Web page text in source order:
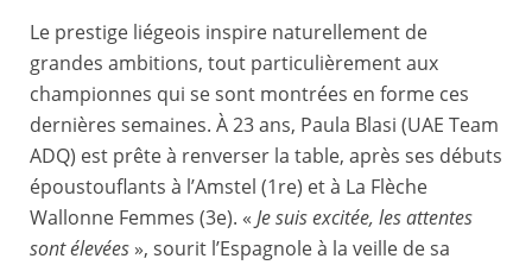
Le prestige liégeois inspire naturellement de
grandes ambitions, tout particulièrement aux
championnes qui se sont montrées en forme ces
dernières semaines. À 23 ans, Paula Blasi (UAE Team
ADQ) est prête à renverser la table, après ses débuts
époustouflants à l’Amstel (1re) et à La Flèche
Wallonne Femmes (3e). « Je suis excitée, les attentes
sont élevées », sourit l’Espagnole à la veille de sa